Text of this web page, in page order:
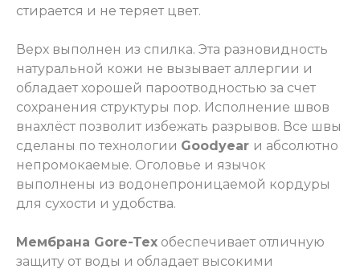
стирается и не теряет цвет.
Верх выполнен из спилка. Эта разновидность
натуральной кожи не вызывает аллергии и
обладает хорошей пароотводностью за счет
сохранения структуры пор. Исполнение швов
внахлёст позволит избежать разрывов. Все швы
сделаны по технологии Goodyear и абсолютно
непромокаемые. Оголовье и язычок
выполнены из водонепроницаемой кордуры
для сухости и удобства.
Мембрана Gore-Tex обеспечивает отличную
защиту от воды и обладает высокими